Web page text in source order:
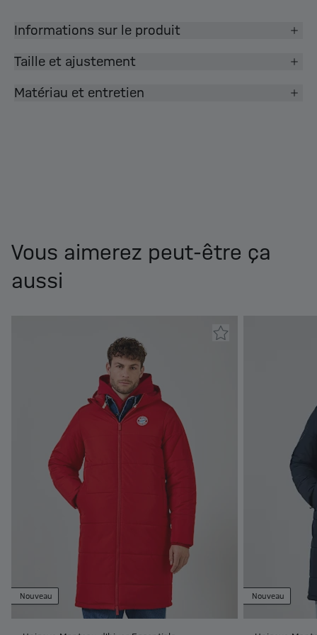
Informations sur le produit
Taille et ajustement
Matériau et entretien
Vous aimerez peut-être ça
aussi
Nouveau Nouveau